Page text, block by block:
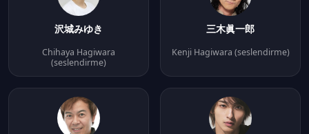
沢城みゆき
Chihaya Hagiwara
(seslendirme)
三木眞一郎
Kenji Hagiwara (seslendirme)